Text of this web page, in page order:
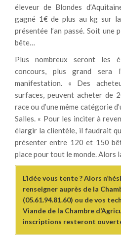
éleveur de Blondes
gagné 1€ de plus au kg sur
présentée l’an passé. Soit une
bête…
Plus nombreux seront les
concours, plus grand
manifestation. « Des
surfaces, peuvent acheter de
race ou d’une même catégorie
Salles. « Pour les inciter à
élargir la clientèle, il faudrait
présenter entre 120 et 150
place pour tout le monde. Alors
L’idée vous tente ? Alors
renseigner auprès de la
(05.61.94.81.60) ou de vos
Viande de la Chambre
inscriptions resteront